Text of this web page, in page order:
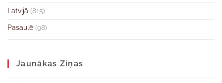
Latvijā (815)
Pasaulē (98)
Jaunākas Ziņas